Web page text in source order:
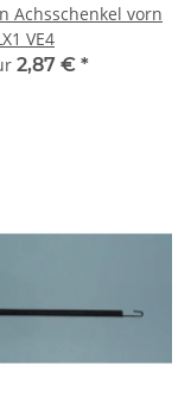
Achsschenkel vorn
VE4
2,87 € *